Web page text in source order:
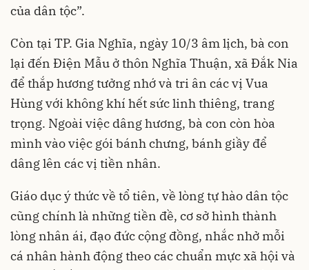
của dân tộc”.
Còn tại TP. Gia Nghĩa, ngày 10/3 âm lịch, bà con
lại đến Điện Mẫu ở thôn Nghĩa Thuận, xã Đắk Nia
để thắp hương tưởng nhớ và tri ân các vị Vua
Hùng với không khí hết sức linh thiêng, trang
trọng. Ngoài việc dâng hương, bà con còn hòa
mình vào việc gói bánh chưng, bánh giầy để
dâng lên các vị tiền nhân.
Giáo dục ý thức về tổ tiên, về lòng tự hào dân tộc
cũng chính là những tiền đề, cơ sở hình thành
lòng nhân ái, đạo đức cộng đồng, nhắc nhở mỗi
cá nhân hành động theo các chuẩn mực xã hội và